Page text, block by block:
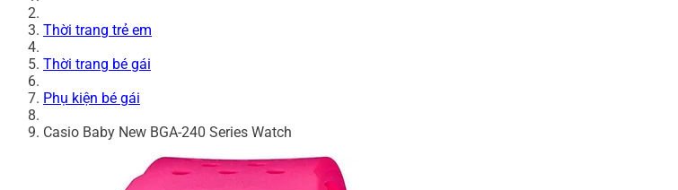
Thời trang trẻ em
Thời trang bé gái
Phụ kiện bé gái
Casio Baby New BGA-240 Series Watch